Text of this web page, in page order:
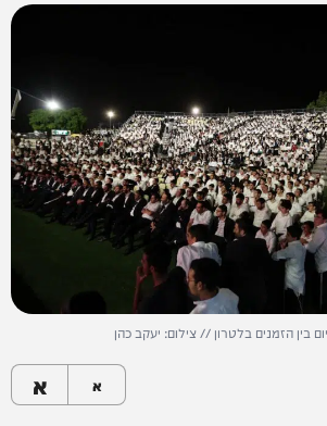
בין הזמנים בלטרון // צילום: יעקב כהן
א א